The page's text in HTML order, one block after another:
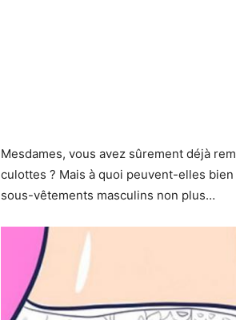
Mesdames, vous avez sûrement déjà
culottes ? Mais à quoi peuvent-elles bien
sous-vêtements masculins non plus…